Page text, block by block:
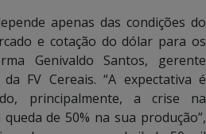
apenas das condições do
e cotação do dólar para os
Genivaldo Santos, gerente
FV Cereais. “A expectativa é
principalmente, a crise na
de 50% na sua produção”,